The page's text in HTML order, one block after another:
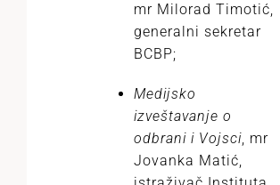
mr Milorad Timotić,
generalni sekretar
BCBP;
Medijsko
izveštavanje o
odbrani i Vojsci, mr
Jovanka Matić,